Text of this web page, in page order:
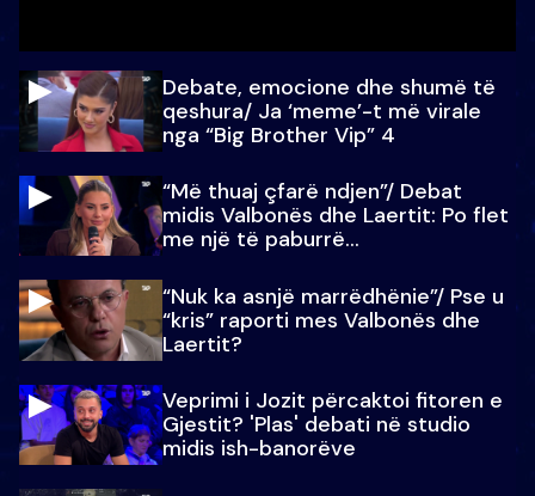
Debate, emocione dhe shumë të
qeshura/ Ja ‘meme’-t më virale
nga “Big Brother Vip” 4
“Më thuaj çfarë ndjen”/ Debat
midis Valbonës dhe Laertit: Po flet
me një të paburrë...
“Nuk ka asnjë marrëdhënie”/ Pse u
“kris” raporti mes Valbonës dhe
Laertit?
Veprimi i Jozit përcaktoi fitoren e
Gjestit? 'Plas' debati në studio
midis ish-banorëve